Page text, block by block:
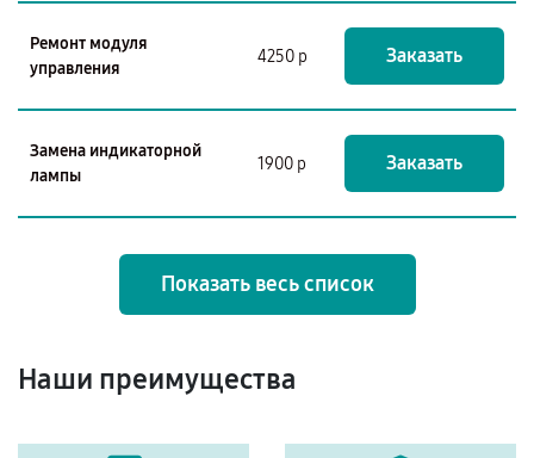
Ремонт модуля
управления
4250 р Заказать
Замена индикаторной
лампы
1900 р Заказать
Показать весь список
Наши преимущества